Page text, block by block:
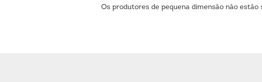
Os produtores de pequena dimensão não